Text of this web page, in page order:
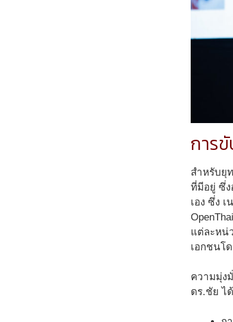
การ
สำหรับยุ
ที่มีอยู่ ซึ่
เอง ซึ่ง
แต่ละหน่
เอกชนโ
ความมุ่ง
ดร.ชัย ไ